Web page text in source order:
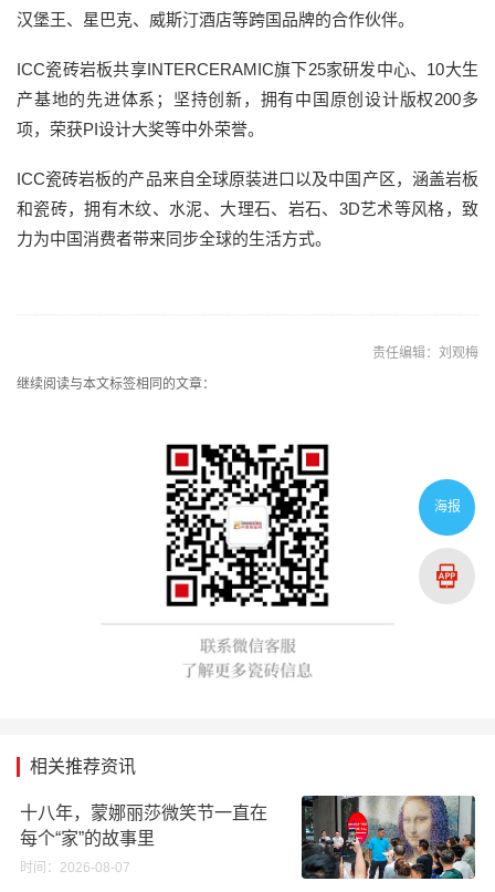
汉堡王、星巴克、威斯汀酒店等跨国品牌的合作伙伴。
ICC瓷砖岩板共享INTERCERAMIC旗下25家研发中心、10大生
产基地的先进体系；坚持创新，拥有中国原创设计版权200多
项，荣获PI设计大奖等中外荣誉。
ICC瓷砖岩板的产品来自全球原装进口以及中国产区，涵盖岩板
和瓷砖，拥有木纹、水泥、大理石、岩石、3D艺术等风格，致
力为中国消费者带来同步全球的生活方式。
责任编辑：刘观梅
继续阅读与本文标签相同的文章：
相关推荐资讯
十八年，蒙娜丽莎微笑节一直在
每个“家”的故事里
时间：2026-08-07
海报